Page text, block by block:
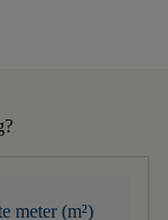
meter (m²)